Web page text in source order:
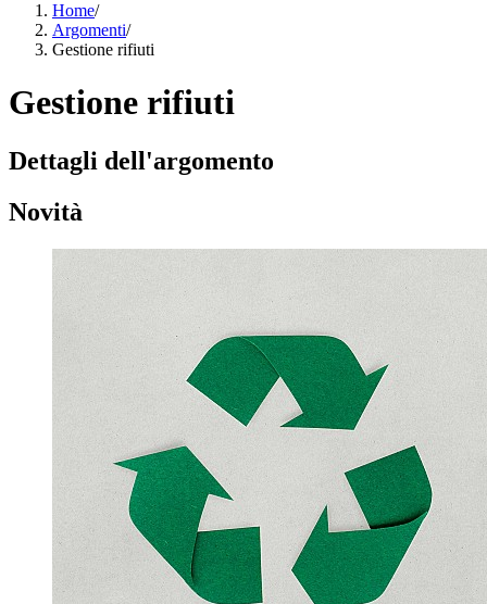
Home/
Argomenti/
Gestione rifiuti
Gestione rifiuti
Dettagli dell'argomento
Novità